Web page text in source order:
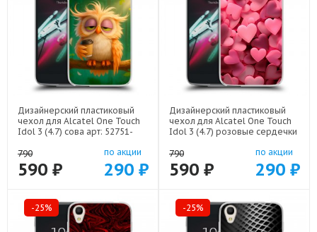
Дизайнерский пластиковый
чехол для Alcatel One Touch
Idol 3 (4.7) сова арт: 52751-
790
590 ₽
по акции
290 ₽
Дизайнерский пластиковый
чехол для Alcatel One Touch
Idol 3 (4.7) розовые сердечки
790
590 ₽
по акции
290 ₽
-25% -25%